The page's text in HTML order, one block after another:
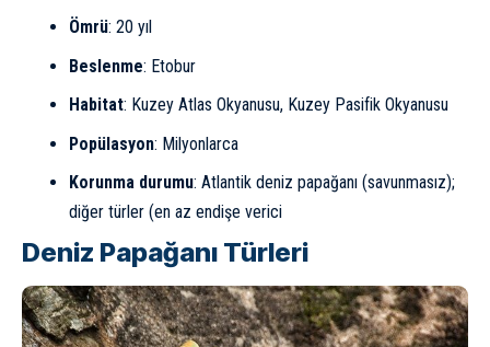
Ömrü: 20 yıl
Beslenme: Etobur
Habitat: Kuzey Atlas Okyanusu, Kuzey Pasifik Okyanusu
Popülasyon: Milyonlarca
Korunma durumu: Atlantik deniz papağanı (savunmasız);
diğer türler (en az endişe verici
Deniz Papağanı Türleri